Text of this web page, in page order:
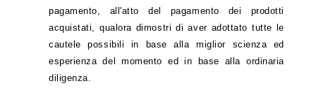
pagamento, all'atto del pagamento dei prodotti
acquistati, qualora dimostri di aver adottato tutte le
cautele possibili in base alla miglior scienza ed
esperienza del momento ed in base alla ordinaria
diligenza.